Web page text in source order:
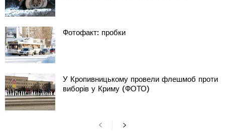
Фотофакт: пробки
У Кропивницькому провели флешмоб проти
виборів у Криму (ФОТО)